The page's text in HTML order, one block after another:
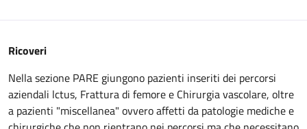
Descrizione
Ricoveri
Nella sezione PARE giungono pazienti inseriti dei percorsi
aziendali lctus, Frattura di femore e Chirurgia vascolare, oltre
a pazienti "miscellanea" ovvero affetti da patologie mediche e